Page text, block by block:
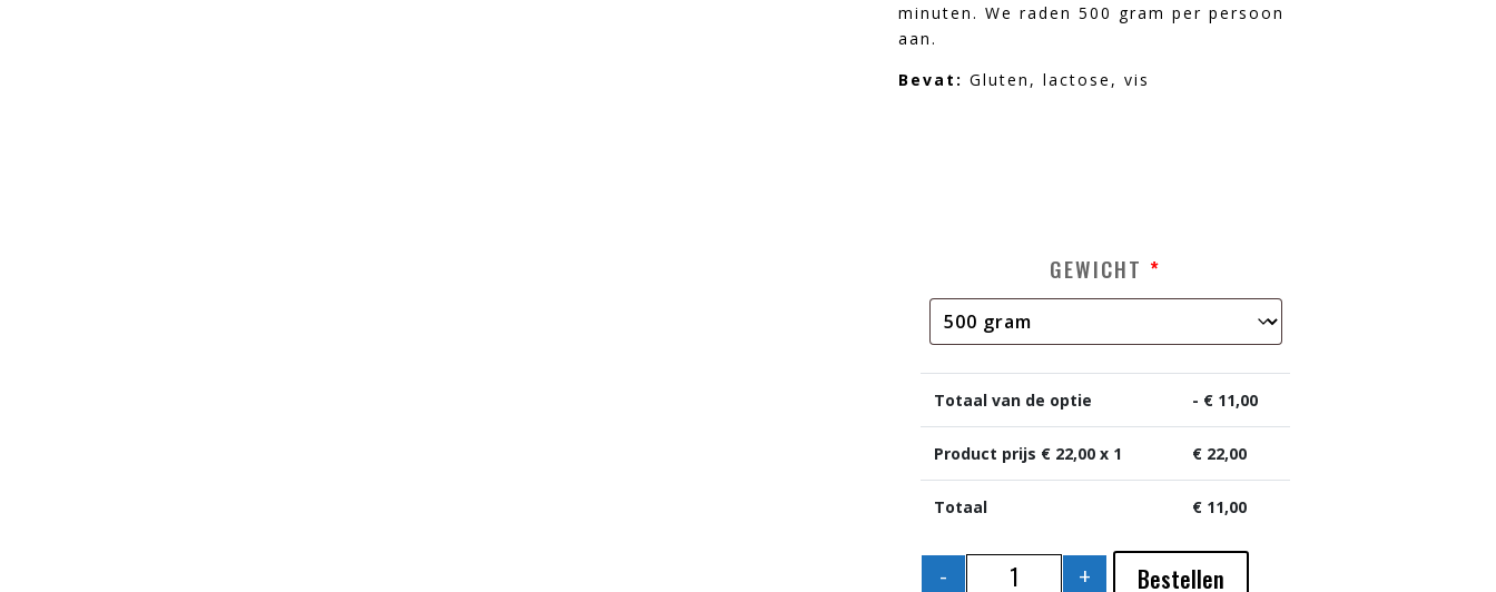
minuten. We raden 500 gram per persoon
aan.
Bevat: Gluten, lactose, vis
GEWICHT *
Totaal van de optie - € 11,00
Product prijs € 22,00 x 1 € 22,00
Totaal € 11,00
- + Bestellen